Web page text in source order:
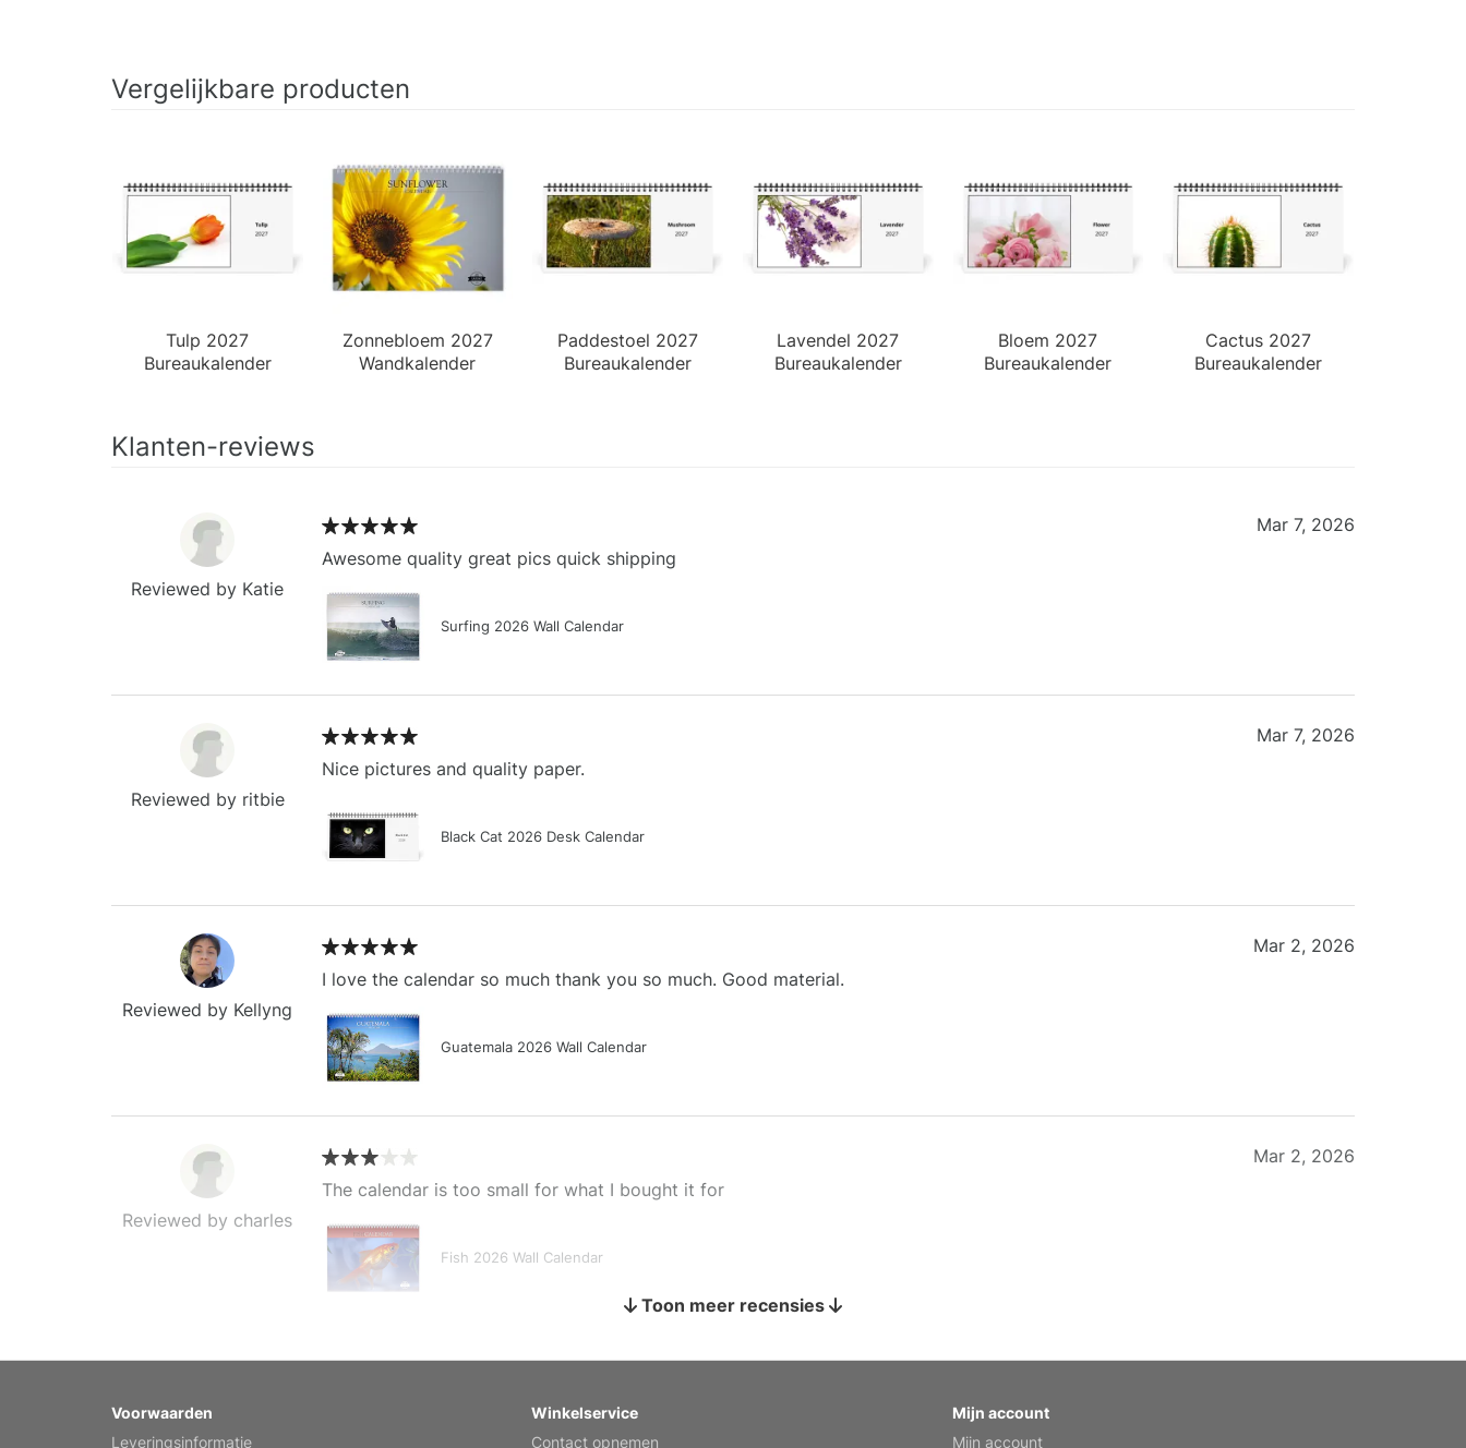
Vergelijkbare producten
Tulp 2027
Bureaukalender
Zonnebloem 2027
Wandkalender
Paddestoel 2027
Bureaukalender
Lavendel 2027
Bureaukalender
Bloem 2027
Bureaukalender
Cactus 2027
Bureaukalender
Klanten-reviews
Reviewed by Katie
Awesome quality great pics quick shipping
Surfing 2026 Wall Calendar
Mar 7, 2026
Reviewed by ritbie
Nice pictures and quality paper.
Black Cat 2026 Desk Calendar
Mar 7, 2026
Reviewed by Kellyng
I love the calendar so much thank you so much. Good material.
Guatemala 2026 Wall Calendar
Mar 2, 2026
Reviewed by charles
The calendar is too small for what I bought it for
Fish 2026 Wall Calendar
Mar 2, 2026
Feb 20, 2026
Toon meer recensies
Voorwaarden
Leveringsinformatie
Winkelservice
Contact opnemen
Mijn account
Mijn account